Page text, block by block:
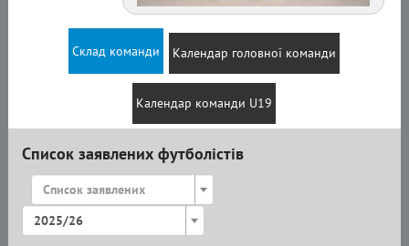
Склад команди Календар головної команди
Календар команди U19
Список заявлених футболістів
Список заявлених
2025/26